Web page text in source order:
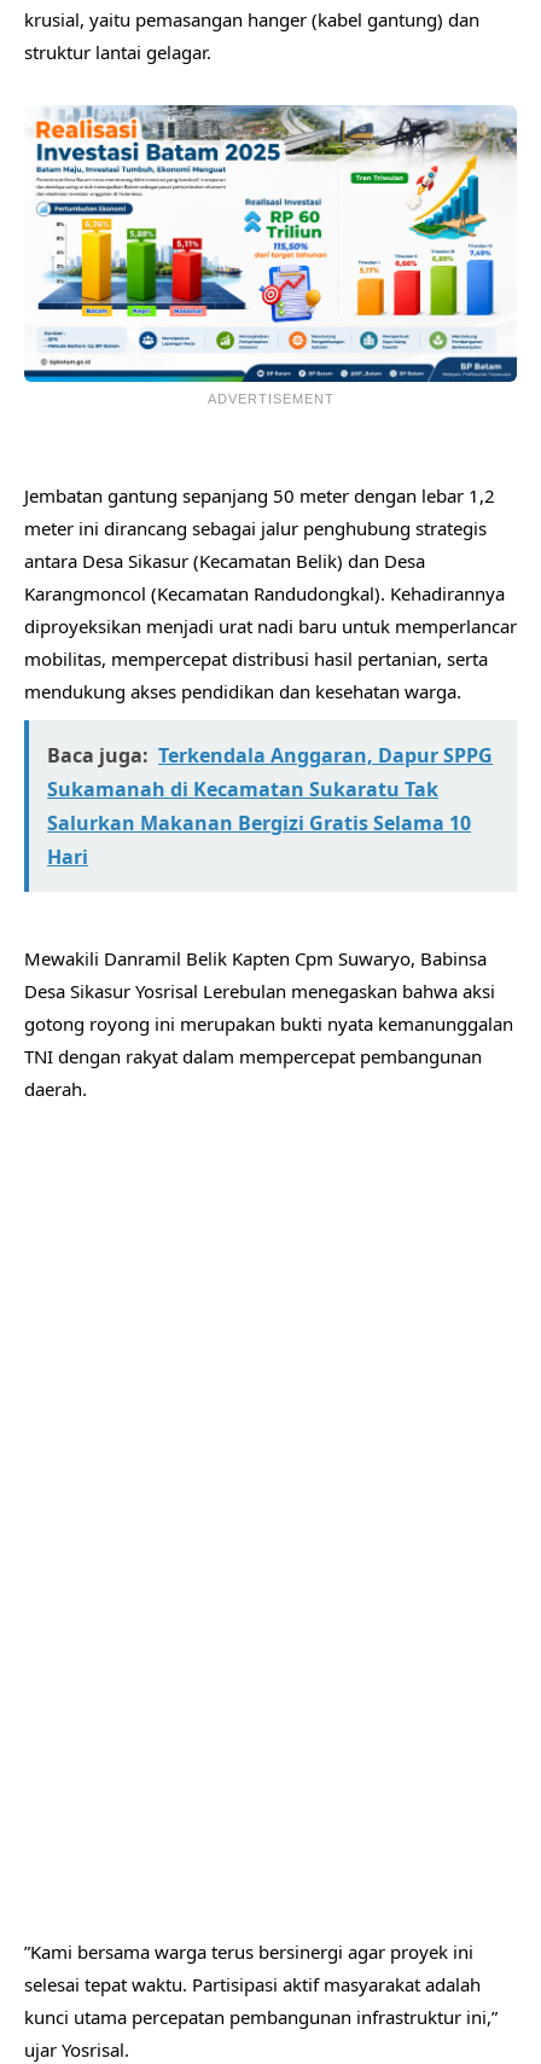
krusial, yaitu pemasangan hanger (kabel gantung) dan
struktur lantai gelagar.
ADVERTISEMENT
​Jembatan gantung sepanjang 50 meter dengan lebar 1,2
meter ini dirancang sebagai jalur penghubung strategis
antara Desa Sikasur (Kecamatan Belik) dan Desa
Karangmoncol (Kecamatan Randudongkal). Kehadirannya
diproyeksikan menjadi urat nadi baru untuk memperlancar
mobilitas, mempercepat distribusi hasil pertanian, serta
mendukung akses pendidikan dan kesehatan warga.
Baca juga: Terkendala Anggaran, Dapur SPPG
Sukamanah di Kecamatan Sukaratu Tak
Salurkan Makanan Bergizi Gratis Selama 10
Hari
​Mewakili Danramil Belik Kapten Cpm Suwaryo, Babinsa
Desa Sikasur Yosrisal Lerebulan menegaskan bahwa aksi
gotong royong ini merupakan bukti nyata kemanunggalan
TNI dengan rakyat dalam mempercepat pembangunan
daerah.
​”Kami bersama warga terus bersinergi agar proyek ini
selesai tepat waktu. Partisipasi aktif masyarakat adalah
kunci utama percepatan pembangunan infrastruktur ini,”
ujar Yosrisal.